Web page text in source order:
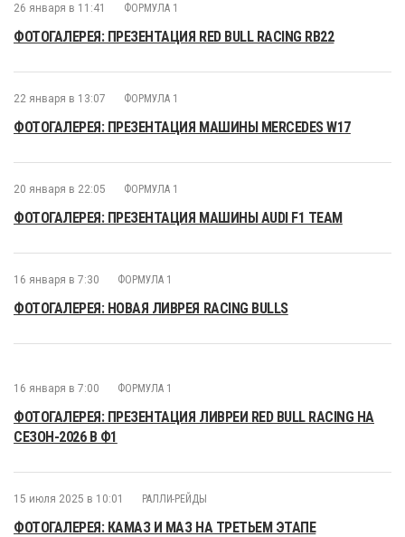
26 января в 11:41 ФОРМУЛА 1
ФОТОГАЛЕРЕЯ: ПРЕЗЕНТАЦИЯ RED BULL RACING RB22
22 января в 13:07 ФОРМУЛА 1
ФОТОГАЛЕРЕЯ: ПРЕЗЕНТАЦИЯ МАШИНЫ MERCEDES W17
20 января в 22:05 ФОРМУЛА 1
ФОТОГАЛЕРЕЯ: ПРЕЗЕНТАЦИЯ МАШИНЫ AUDI F1 TEAM
16 января в 7:30 ФОРМУЛА 1
ФОТОГАЛЕРЕЯ: НОВАЯ ЛИВРЕЯ RACING BULLS
16 января в 7:00 ФОРМУЛА 1
ФОТОГАЛЕРЕЯ: ПРЕЗЕНТАЦИЯ ЛИВРЕИ RED BULL RACING НА
СЕЗОН-2026 В Ф1
15 июля 2025 в 10:01 РАЛЛИ-РЕЙДЫ
ФОТОГАЛЕРЕЯ: КАМАЗ И МАЗ НА ТРЕТЬЕМ ЭТАПЕ